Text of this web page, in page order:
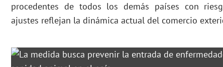
procedentes de todos los demás países con
ajustes reflejan la dinámica actual del comercio